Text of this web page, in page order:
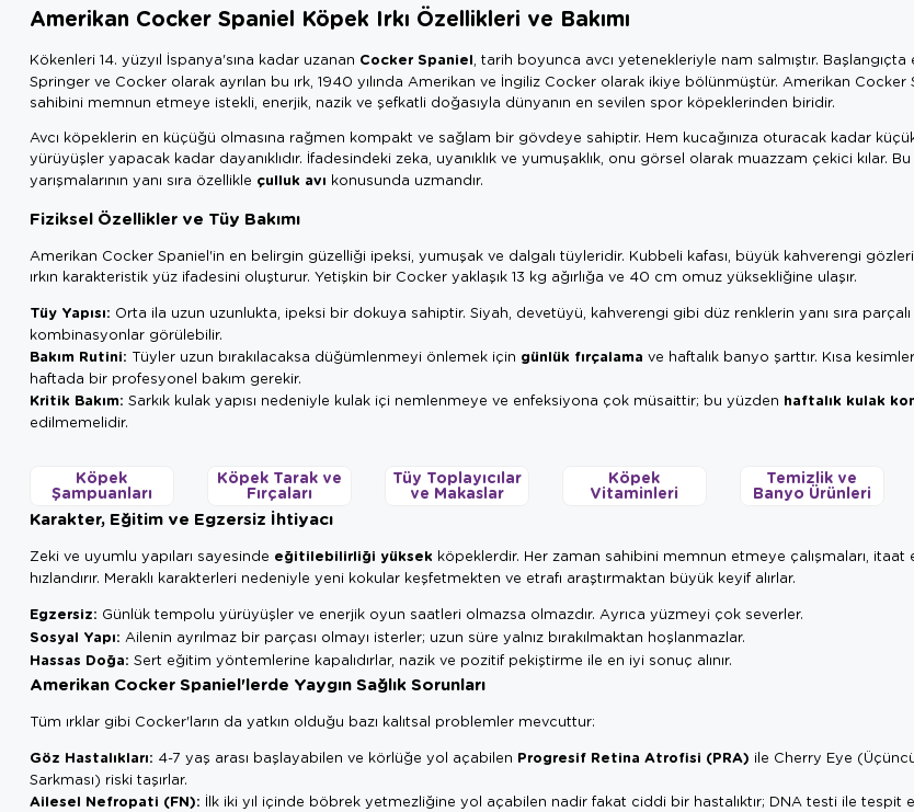
Amerikan Cocker Spaniel Köpek Irkı Özellikleri ve Bakımı
Kökenleri 14. yüzyıl İspanya'sına kadar uzanan Cocker Spaniel, tarih boyunca avcı yetenekleriyle nam salmıştır. Başlangıçta
Springer ve Cocker olarak ayrılan bu ırk, 1940 yılında Amerikan ve İngiliz Cocker olarak ikiye bölünmüştür. Amerikan Cocker
sahibini memnun etmeye istekli, enerjik, nazik ve şefkatli doğasıyla dünyanın en sevilen spor köpeklerinden biridir.
Avcı köpeklerin en küçüğü olmasına rağmen kompakt ve sağlam bir gövdeye sahiptir. Hem kucağınıza oturacak kadar
yürüyüşler yapacak kadar dayanıklıdır. İfadesindeki zeka, uyanıklık ve yumuşaklık, onu görsel olarak muazzam çekici kılar.
yarışmalarının yanı sıra özellikle çulluk avı konusunda uzmandır.
Fiziksel Özellikler ve Tüy Bakımı
Amerikan Cocker Spaniel'in en belirgin güzelliği ipeksi, yumuşak ve dalgalı tüyleridir. Kubbeli kafası, büyük kahverengi gözleri
ırkın karakteristik yüz ifadesini oluşturur. Yetişkin bir Cocker yaklaşık 13 kg ağırlığa ve 40 cm omuz yüksekliğine ulaşır.
Tüy Yapısı: Orta ila uzun uzunlukta, ipeksi bir dokuya sahiptir. Siyah, devetüyü, kahverengi gibi düz renklerin yanı sıra
kombinasyonlar görülebilir.
Bakım Rutini: Tüyler uzun bırakılacaksa düğümlenmeyi önlemek için günlük fırçalama ve haftalık banyo şarttır. Kısa
haftada bir profesyonel bakım gerekir.
Kritik Bakım: Sarkık kulak yapısı nedeniyle kulak içi nemlenmeye ve enfeksiyona çok müsaittir; bu yüzden haftalık kulak
edilmemelidir.
Köpek
Şampuanları
Köpek Tarak ve
Fırçaları
Tüy Toplayıcılar
ve Makaslar
Köpek
Vitaminleri
Temizlik ve
Banyo Ürünleri
Karakter, Eğitim ve Egzersiz İhtiyacı
Zeki ve uyumlu yapıları sayesinde eğitilebilirliği yüksek köpeklerdir. Her zaman sahibini memnun etmeye çalışmaları, itaat
hızlandırır. Meraklı karakterleri nedeniyle yeni kokular keşfetmekten ve etrafı araştırmaktan büyük keyif alırlar.
Egzersiz: Günlük tempolu yürüyüşler ve enerjik oyun saatleri olmazsa olmazdır. Ayrıca yüzmeyi çok severler.
Sosyal Yapı: Ailenin ayrılmaz bir parçası olmayı isterler; uzun süre yalnız bırakılmaktan hoşlanmazlar.
Hassas Doğa: Sert eğitim yöntemlerine kapalıdırlar, nazik ve pozitif pekiştirme ile en iyi sonuç alınır.
Amerikan Cocker Spaniel'lerde Yaygın Sağlık Sorunları
Tüm ırklar gibi Cocker'ların da yatkın olduğu bazı kalıtsal problemler mevcuttur:
Göz Hastalıkları: 4-7 yaş arası başlayabilen ve körlüğe yol açabilen Progresif Retina Atrofisi (PRA) ile Cherry Eye
Sarkması) riski taşırlar.
Ailesel Nefropati (FN): İlk iki yıl içinde böbrek yetmezliğine yol açabilen nadir fakat ciddi bir hastalıktır; DNA testi ile tespit